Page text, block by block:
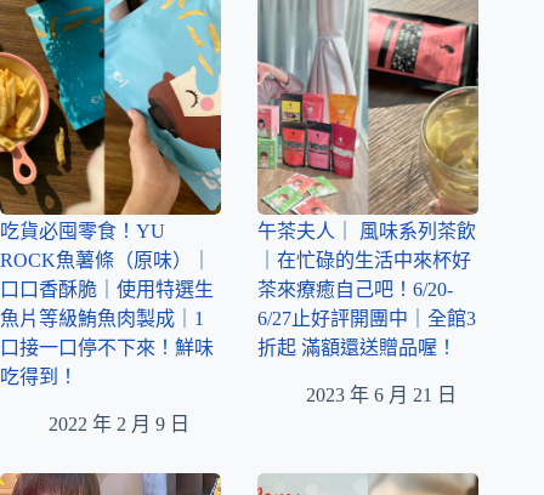
吃貨必囤零食！YU
ROCK魚薯條（原味）｜
口口香酥脆｜使用特選生
魚片等級鮪魚肉製成｜1
口接一口停不下來！鮮味
吃得到！
2022 年 2 月 9 日
午茶夫人｜ 風味系列茶飲
｜在忙碌的生活中來杯好
茶來療癒自己吧！6/20-
6/27止好評開團中｜全館3
折起 滿額還送贈品喔！
2023 年 6 月 21 日